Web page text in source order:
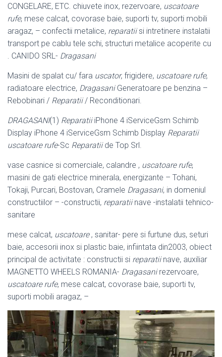
CONGELARE, ETC. chiuvete inox, rezervoare, uscatoare
rufe, mese calcat, covorase baie, suporti tv, suporti mobili
aragaz, – confectii metalice, reparatiisi intretinere instalatii
transport pe cablu tele schi, structuri metalice acoperite cu
. CANIDO SRL- Dragasani
Masini de spalat cu/ fara uscator, frigidere, uscatoare rufe,
radiatoare electrice, DragasaniGeneratoare pe benzina –
Rebobinari / Reparatii/ Reconditionari.
DRAGASANI(1) ReparatiiiPhone 4 iServiceGsm Schimb
Display iPhone 4 iServiceGsm Schimb Display Reparatii
uscatoare rufe-Sc Reparatiide Top Srl.
vase casnice si comerciale, calandre , uscatoare rufe,
masini de gati electrice minerala, energizante – Tohani,
Tokaji, Purcari, Bostovan, Cramele Dragasani, in domeniul
constructiilor – -constructii, reparatiinave -instalatii tehnico-
sanitare
mese calcat, uscatoare, sanitar- pere si furtune dus, seturi
baie, accesorii inox si plastic baie, infiintata din2003, obiect
principal de activitate : constructii si reparatiinave, auxiliar
MAGNETTO WHEELS ROMANIA- Dragasanirezervoare,
uscatoare rufe, mese calcat, covorase baie, suporti tv,
suporti mobili aragaz, –